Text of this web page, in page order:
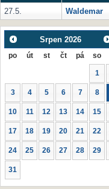
27.5.
Waldemar
Srpen 2026
po út st čt pá so
1
3 4 5 6 7 8
10 11 12 13 14 15
17 18 19 20 21 22
24 25 26 27 28 29
31